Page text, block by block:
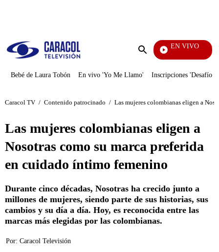
Enviar
EN VIVO
Bebé de Laura Tobón En vivo 'Yo Me Llamo' Inscripciones 'Desafío'
Caracol TV / Contenido patrocinado / Las mujeres colombianas eligen a
Las mujeres colombianas eligen a
Nosotras como su marca preferida
en cuidado íntimo femenino
Durante cinco décadas, Nosotras ha crecido junto a
millones de mujeres, siendo parte de sus historias, sus
cambios y su día a día. Hoy, es reconocida entre las
marcas más elegidas por las colombianas.
Por: Caracol Televisión